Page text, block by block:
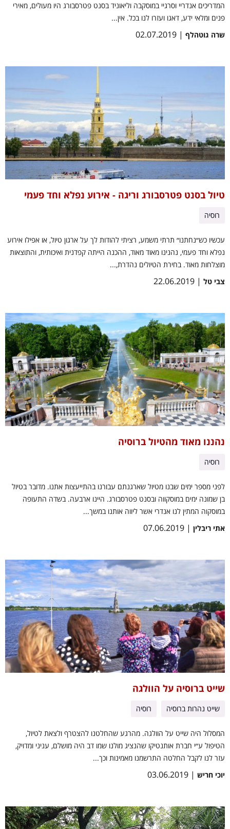
המדריכים אנדריי וסרגיי במוסקבה וליאוניד בסנט פטרסבורג היו מעולים, מאירי
פנים ומלאי ידע, דאגו ועזרו לנו בכל. אין...
שרה גוטהלף | 02.07.2019
טיול בסנט פטרסבורג וריגה - אירוע נפלא וחד פעמי
רוסיה
עכשיו כש״נחתנו״ תרתי משמע, רציתי להודות לך על ארגון טיול, או אפילו אירוע
נפלא וחד פעמי, נהנינו מאוד מאוד, ההכנה הייתה קפדנית ואיכותית, והתוצאות
מוצלחות מאוד. בחירת הטיולים נהדרת,...
צבי טל | 22.06.2019
נהננו מאוד מהטיול ברוסיה
רוסיה
לפני מספר ימים שבנו מטיול שארגנתם עבורנו בהתייעצות אתנו. מדובר בטיול
בן שמונה ימים במוסקווה ובסנט פטרסבורג. היינו ארבעה. בשדה התעופה
במוסקוה המתין לנו אנדרי אשר ליווה אותנו במשך...
אתי ריבלין | 07.06.2019
שייט ברוסיה על הוולגה
שייט נהרות ברוסיה רוסיה
המסלול היה שייט על הוולגה. מהרגע שהחלטנו להצטרף ולצאת לטיול,
הטיפול ע״י חברת אותנטיקו שהנציג מולנו שמו דב היה מושלם, עניני ומדויק,
עזר לנו לקבל החלטה התרשמנו מאמינות וכך...
יוכי חריש | 03.06.2019